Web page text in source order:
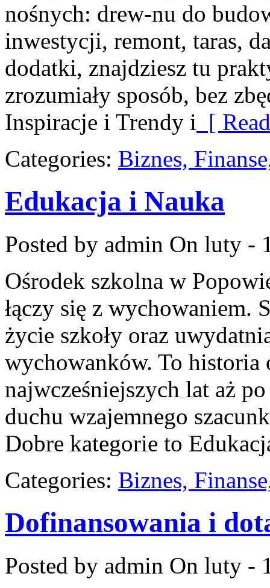
nośnych: drew-nu do
inwestycji, remont, taras,
dodatki, znajdziesz tu
zrozumiały sposób, bez
Inspiracje i Trendy i [
Categories: Biznes,
Edukacja i Nauka
Posted by admin On luty -
Ośrodek szkolna w
łączy się z wychowaniem.
życie szkoły oraz
wychowanków. To historia
najwcześniejszych lat aż
duchu wzajemnego
Dobre kategorie to
Categories: Biznes,
Dofinansowania i
Posted by admin On luty -